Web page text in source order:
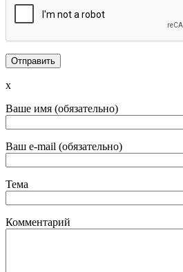
x
Ваше имя (обязательно)
Ваш e-mail (обязательно)
Тема
Комментарий